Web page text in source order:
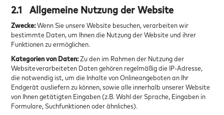
2.1 Allgemeine Nutzung der Website
Zwecke:Wenn Sie unsere Website besuchen, verarbeiten wir
bestimmte Daten, um Ihnen die Nutzung der Website und ihrer
Funktionen zu ermöglichen.
Kategorien von Daten:Zu den im Rahmen der Nutzung der
Website verarbeiteten Daten gehören regelmäßig die IP-Adresse,
die notwendig ist, um die Inhalte von Onlineangeboten an Ihr
Endgerät ausliefern zu können, sowie alle innerhalb unserer Website
von Ihnen getätigten Eingaben (z.B. Wahl der Sprache, Eingaben in
Formulare, Suchfunktionen oder ähnliches).